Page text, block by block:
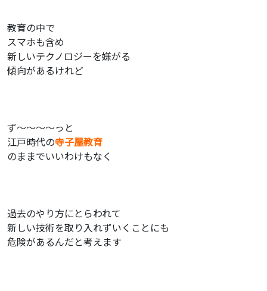
教育の中で
スマホも含め
新しいテクノロジーを嫌がる
傾向があるけれど
ず〜〜〜〜っと
江戸時代の寺子屋教育
のままでいいわけもなく
過去のやり方にとらわれて
新しい技術を取り入れずいくことにも
危険があるんだと考えます